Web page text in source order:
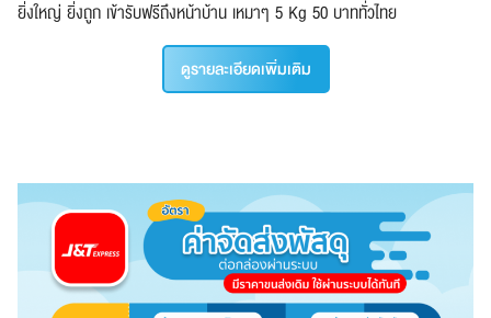
ยิ่งใหญ่ ยิ่งถูก เข้ารับฟรีถึงหน้าบ้าน เหมาๆ 5 Kg 50 บาททั่วไทย
ดูรายละเอียดเพิ่มเติม